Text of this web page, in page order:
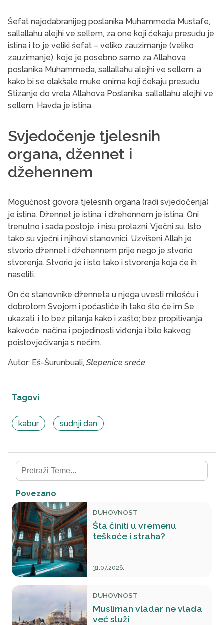
Šefat najodabranijeg poslanika Muhammeda Mustafe,
sallallahu alejhi ve sellem, za one koji čekaju presudu je
istina i to je veliki šefat – veliko zauzimanje (veliko
zauzimanje), koje je posebno samo za Allahova
poslanika Muhammeda, sallallahu alejhi ve sellem, a
kako bi se olakšale muke onima koji čekaju presudu.
Stizanje do vrela Allahova Poslanika, sallallahu alejhi ve
sellem, Havda je istina.
Svjedočenje tjelesnih
organa, džennet i
džehennem
Mogućnost govora tjelesnih organa (radi svjedočenja)
je istina. Džennet je istina, i džehennem je istina. Oni
trenutno i sada postoje, i nisu prolazni. Vječni su. Isto
tako su vječni i njihovi stanovnici. Uzvišeni Allah je
stvorio džennet i džehennem prije nego je stvorio
stvorenja. Stvorio je i isto tako i stvorenja koja će ih
naseliti.
On će stanovnike dženneta u njega uvesti milošću i
dobrotom Svojom i počastiće ih tako što će im Se
ukazati, i to bez pitanja kako i zašto; bez propitivanja
kakvoće, načina i pojedinosti viđenja i bilo kakvog
poistovjećivanja s nečim.
Autor: Eš-Šurunbuali, Stepenice sreće
Tagovi
kabur sudnji dan
Povezano
DUHOVNOST
Šta činiti u vremenu
teškoće i straha?
31.07.2026.
DUHOVNOST
Musliman vladar ne vlada
već služi